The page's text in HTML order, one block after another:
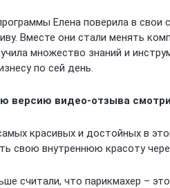
Елена поверила в свои
Вместе они стали менять
множество знаний и
по сей день.
версию видео-отзыва
красивых и достойных в
свою внутреннюю красоту
считали, что парикмахер –